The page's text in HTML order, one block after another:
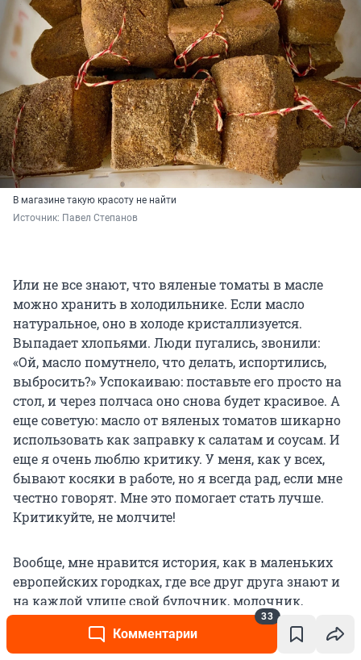
Комментарии
33
В магазине такую красоту не найти
Источник: Павел Степанов
Или не все знают, что вяленые томаты в масле
можно хранить в холодильнике. Если масло
натуральное, оно в холоде кристаллизуется.
Выпадает хлопьями. Люди пугались, звонили:
«Ой, масло помутнело, что делать, испортились,
выбросить?» Успокаиваю: поставьте его просто на
стол, и через полчаса оно снова будет красивое. А
еще советую: масло от вяленых томатов шикарно
использовать как заправку к салатам и соусам. И
еще я очень люблю критику. У меня, как у всех,
бывают косяки в работе, но я всегда рад, если мне
честно говорят. Мне это помогает стать лучше.
Критикуйте, не молчите!
Вообще, мне нравится история, как в маленьких
европейских городках, где все друг друга знают и
на каждой улице свой булочник, молочник,
колбасник-мясник. Вот таким колбасником мне и
хочется быть.